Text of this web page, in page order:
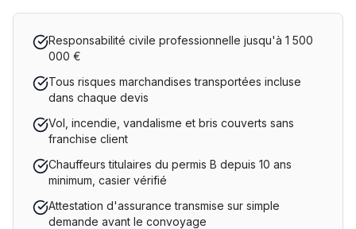
Responsabilité civile professionnelle jusqu'à 1 500
000 €
Tous risques marchandises transportées incluse
dans chaque devis
Vol, incendie, vandalisme et bris couverts sans
franchise client
Chauffeurs titulaires du permis B depuis 10 ans
minimum, casier vérifié
Attestation d'assurance transmise sur simple
demande avant le convoyage